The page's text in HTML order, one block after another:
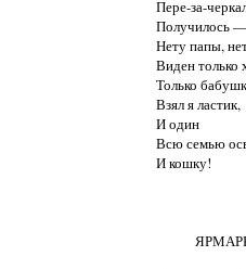
Пере-за-
Получилось —
Нету папы,
Виден только
Только
Взял я ластик,
И один
Всю семью
И кошку!